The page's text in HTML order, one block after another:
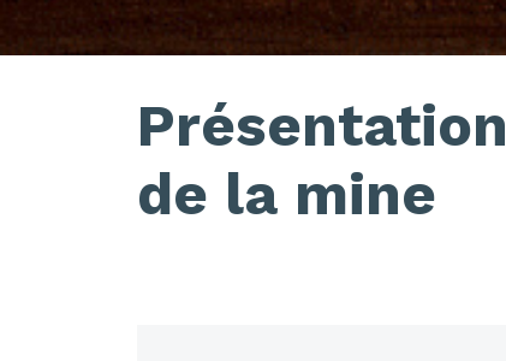
Présentation
de la mine